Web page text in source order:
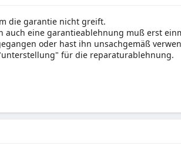
die garantie nicht greift.
auch eine garantieablehnung muß erst
oder hast ihn unsachgemäß
für die reparaturablehnung.